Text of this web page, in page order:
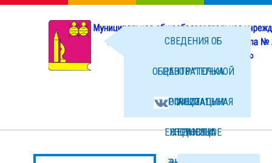
СВЕДЕНИЯ ОБ
ОБРАЗОВАТЕЛЬНОЙ
ОРГАНИЗАЦИИ
НОВОСТИ
ЦЕНТР "ТОЧКА
РОСТА"
ЕЖЕДНЕВНОЕ
ОФИЦИАЛЬНАЯ
СТРАНИЦА